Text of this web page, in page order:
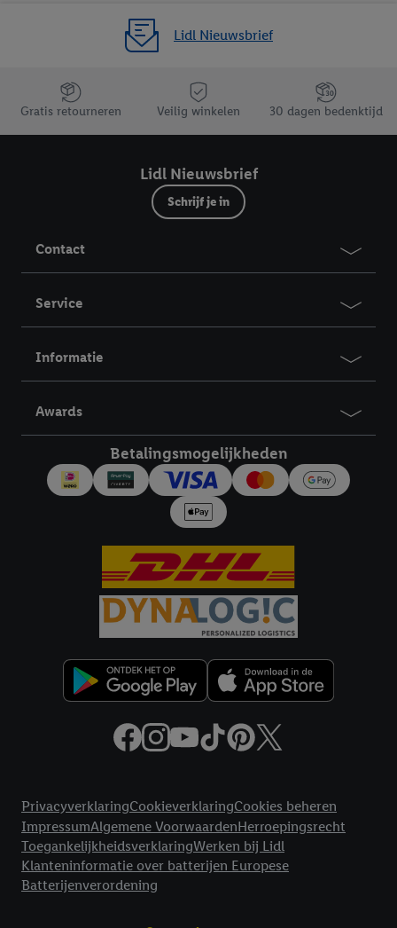
Lidl Nieuwsbrief
Jouw voordelen bij ons als Lidl webshop klant
Gratis retourneren Veilig winkelen 30 dagen bedenktijd
Lidl Nieuwsbrief
Schrijf je in
Contact
Service
Informatie
Awards
Betalingsmogelijkheden
PrivacyverklaringCookieverklaringCookies beheren
ImpressumAlgemene VoorwaardenHerroepingsrecht
ToegankelijkheidsverklaringWerken bij Lidl
Klanteninformatie over batterijen Europese
Batterijenverordening